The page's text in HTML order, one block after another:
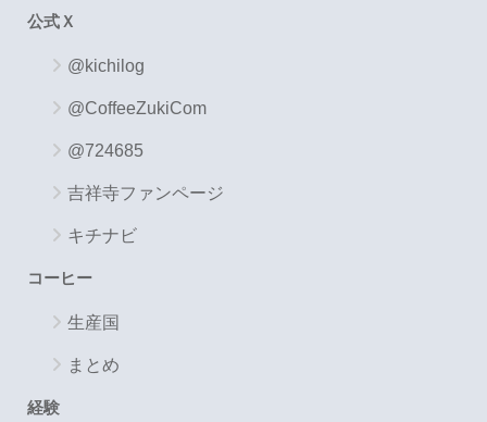
公式Ｘ
@kichilog
@CoffeeZukiCom
@724685
吉祥寺ファンページ
キチナビ
コーヒー
生産国
まとめ
経験